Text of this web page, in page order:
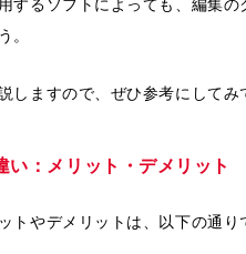
しますので、ぜひ参考にしてみ
：メリット・デメリット
トやデメリットは、以下の通り